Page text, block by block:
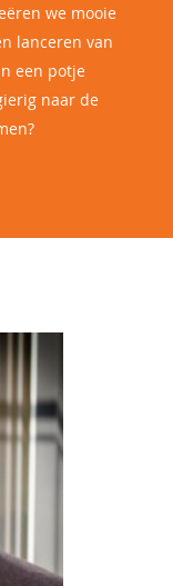
we mooie
lanceren van
een potje
naar de